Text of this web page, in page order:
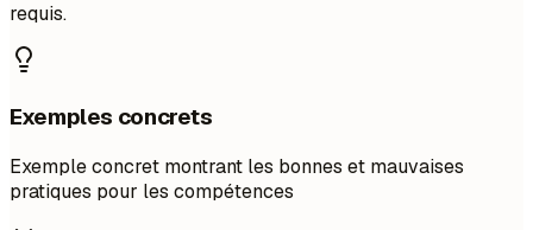
requis.
Exemples concrets
Exemple concret montrant les bonnes et mauvaises
pratiques pour les compétences